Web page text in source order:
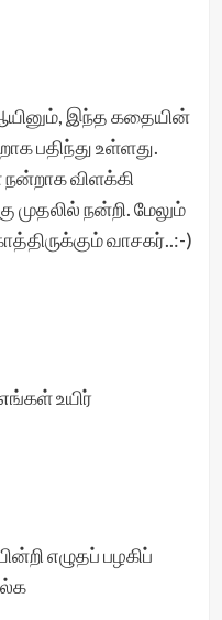
ஆயினும், இந்த கதையின்
பதிந்து உள்ளது.
நன்றாக விளக்கி
முதலில் நன்றி. மேலும்
வாசகர்..:-)
உயிர்
எழுதப் பழகிப்